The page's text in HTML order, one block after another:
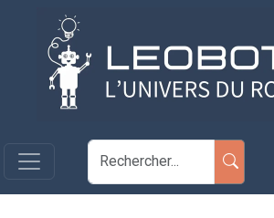
Aller au contenu principal
Panneau de gestion des cookies